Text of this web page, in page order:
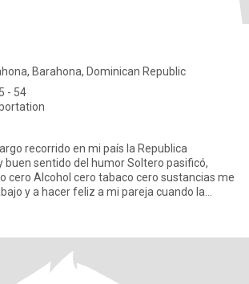
Barahona, Dominican Republic
- 54
mi país la Republica
del humor Soltero pasificó,
cero Alcohol cero tabaco cero sustancias me
y a hacer feliz a mi pareja cuando la